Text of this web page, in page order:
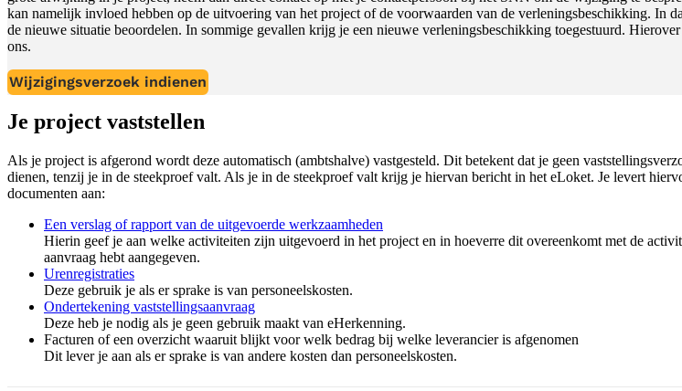
kan namelijk invloed hebben op de uitvoering van het project of de voorwaarden van de verleningsbeschikking. In
de nieuwe situatie beoordelen. In sommige gevallen krijg je een nieuwe verleningsbeschikking toegestuurd.
ons.
Wijzigingsverzoek indienen
Je project vaststellen
Als je project is afgerond wordt deze automatisch (ambtshalve) vastgesteld. Dit betekent dat je geen
dienen, tenzij je in de steekproef valt. Als je in de steekproef valt krijg je hiervan bericht in het eLoket. Je levert
documenten aan:
Een verslag of rapport van de uitgevoerde werkzaamheden
Hierin geef je aan welke activiteiten zijn uitgevoerd in het project en in hoeverre dit overeenkomt met de
aanvraag hebt aangegeven.
Urenregistraties
Deze gebruik je als er sprake is van personeelskosten.
Ondertekening vaststellingsaanvraag
Deze heb je nodig als je geen gebruik maakt van eHerkenning.
Facturen of een overzicht waaruit blijkt voor welk bedrag bij welke leverancier is afgenomen
Dit lever je aan als er sprake is van andere kosten dan personeelskosten.